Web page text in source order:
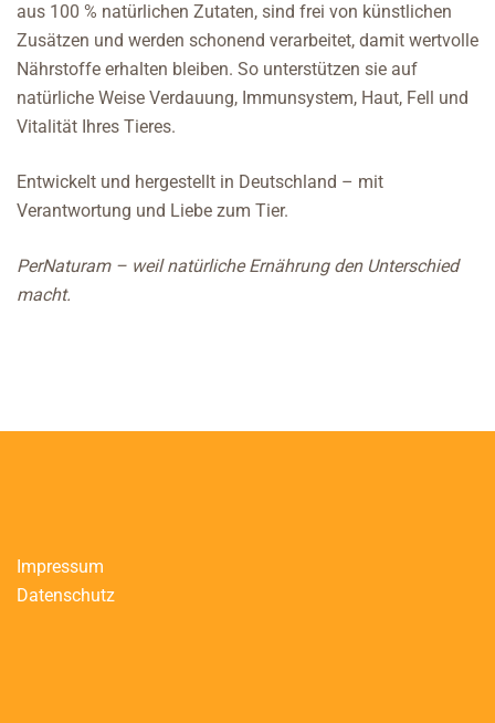
aus 100 % natürlichen Zutaten, sind frei von künstlichen
Zusätzen und werden schonend verarbeitet, damit wertvolle
Nährstoffe erhalten bleiben. So unterstützen sie auf
natürliche Weise Verdauung, Immunsystem, Haut, Fell und
Vitalität Ihres Tieres.
Entwickelt und hergestellt in Deutschland – mit
Verantwortung und Liebe zum Tier.
PerNaturam – weil natürliche Ernährung den Unterschied
macht.
Impressum
Datenschutz